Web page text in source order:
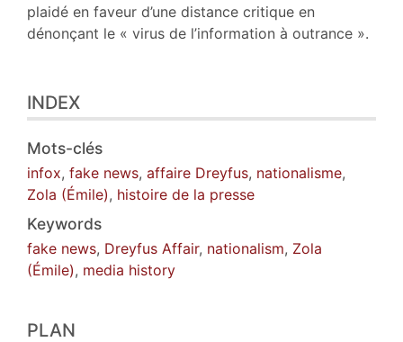
plaidé en faveur d’une distance critique en
dénonçant le « virus de l’information à outrance ».
INDEX
Mots-clés
infox, fake news, affaire Dreyfus, nationalisme,
Zola (Émile), histoire de la presse
Keywords
fake news, Dreyfus Affair, nationalism, Zola
(Émile), media history
PLAN